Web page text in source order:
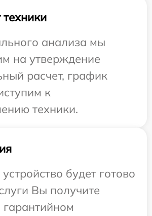
анализа мы
на утверждение
расчет, график
к
техники.
будет готово
Вы получите